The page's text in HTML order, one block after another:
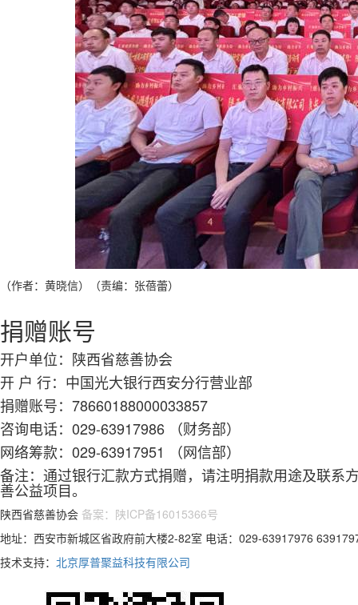
（作者：黄晓信）（责编：张蓓蕾）
捐赠账号
开户单位： 陕西省慈善协会
开 户 行： 中国光大银行西安分行营业部
捐赠账号： 78660188000033857
咨询电话： 029-63917986 （财务部）
网络筹款： 029-63917951 （网信部）
备注：通过银行汇款方式捐赠，请注明捐款用途及联系
善公益项目。
陕西省慈善协会 备案：陕ICP备16015366号
地址：西安市新城区省政府前大楼2-82室 电话：029-63917976
技术支持： 北京厚普聚益科技有限公司